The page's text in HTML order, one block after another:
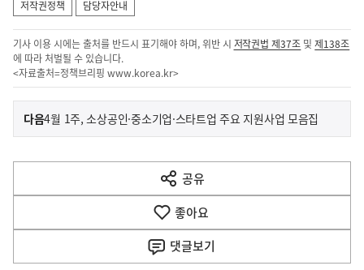
저작권정책
담당자안내
기사 이용 시에는 출처를 반드시 표기해야 하며, 위반 시 저작권법 제37조 및제138조
에 따라 처벌될 수 있습니다.
<자료출처=정책브리핑 www.korea.kr>
이
전
다
음
다음기
4월 1주, 소상공인·중소기업·스타트업 주요 지원사업 모음집
공유
열
기
좋아요
댓글보기